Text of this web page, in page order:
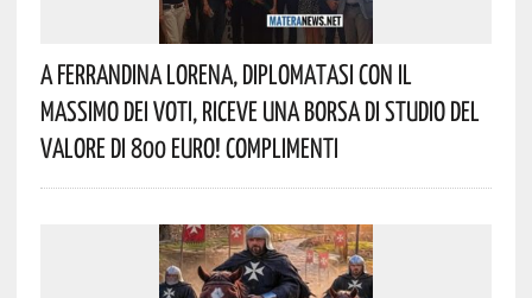
A Ferrandina Lorena, Diplomatasi Con Il
Massimo Dei Voti, Riceve Una Borsa Di Studio Del
Valore Di 800 Euro! Complimenti